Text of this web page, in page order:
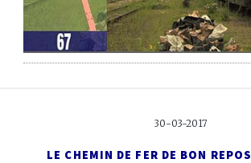
30-03-2017
LE CHEMIN DE FER DE BON REPOS